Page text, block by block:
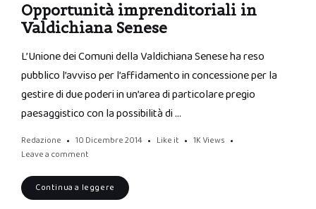
Opportunità imprenditoriali in
Valdichiana Senese
L’Unione dei Comuni della Valdichiana Senese ha reso
pubblico l’avviso per l’affidamento in concessione per la
gestire di due poderi in un’area di particolare pregio
paesaggistico con la possibilità di …
Redazione 10 Dicembre 2014 Like it 1K Views
Leave a comment
Continua a leggere